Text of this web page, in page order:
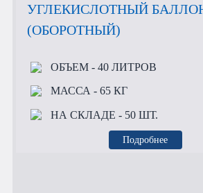
УГЛЕКИСЛОТНЫЙ
(ОБОРОТНЫЙ)
ОБЪЕМ- 40 ЛИТРОВ
МАССА - 65 КГ
НА СКЛАДЕ - 50 ШТ.
Подробнее